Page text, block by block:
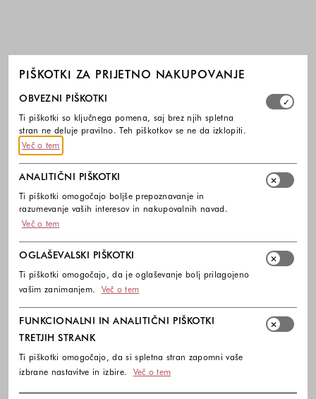
PIŠKOTKI ZA PRIJETNO NAKUPOVANJE
Izberite, katere skupine piškotkov dovolite. Obvezni
OBVEZNI PIŠKOTKI
Ti piškotki so ključnega pomena, saj brez njih spletna
stran ne deluje pravilno. Teh piškotkov se ne da izklopiti.
Več o tem
ANALITIČNI PIŠKOTKI
Ti piškotki omogočajo boljše prepoznavanje in
razumevanje vaših interesov in nakupovalnih navad.
Več o tem
OGLAŠEVALSKI PIŠKOTKI
Ti piškotki omogočajo, da je oglaševanje bolj prilagojeno
vašim zanimanjem.
Več o tem
FUNKCIONALNI IN ANALITIČNI PIŠKOTKI
TRETJIH STRANK
Ti piškotki omogočajo, da si spletna stran zapomni vaše
izbrane nastavitve in izbire.
Več o tem